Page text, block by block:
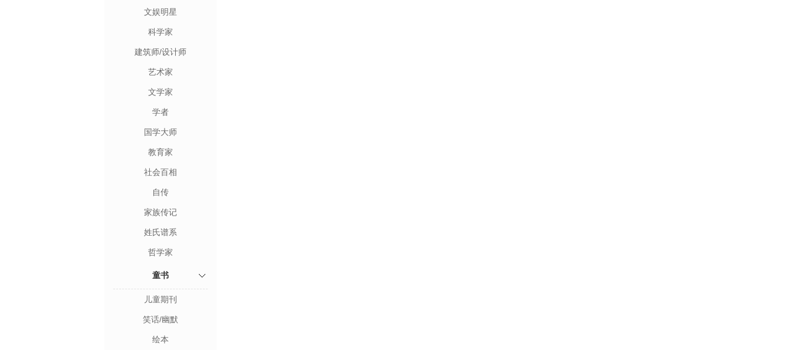
文娱明星
科学家
建筑师/设计师
艺术家
文学家
学者
国学大师
教育家
社会百相
自传
家族传记
姓氏谱系
哲学家
童书
儿童期刊
笑话/幽默
绘本